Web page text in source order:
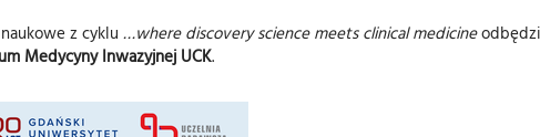
z cyklu …where discovery science meets clinical medicine
Medycyny Inwazyjnej UCK.